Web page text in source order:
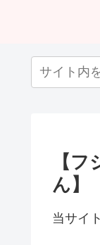
【
ん】
当サイ